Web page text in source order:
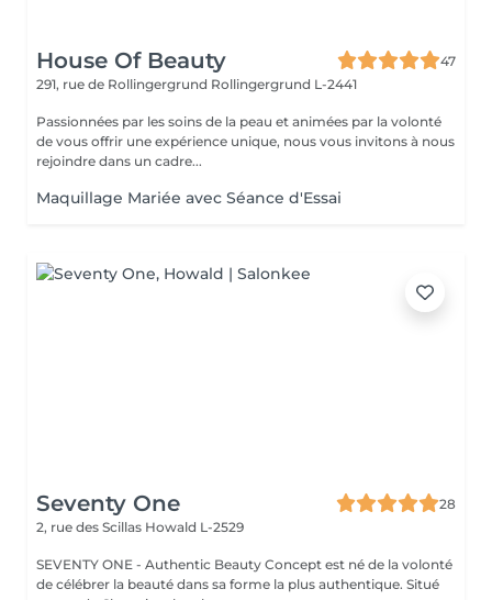
House Of Beauty
47
291, rue de Rollingergrund Rollingergrund L-2441
Passionnées par les soins de la peau et animées par la volonté
de vous offrir une expérience unique, nous vous invitons à nous
rejoindre dans un cadre...
Maquillage Mariée avec Séance d'Essai
Seventy One
28
2, rue des Scillas Howald L-2529
SEVENTY ONE - Authentic Beauty Concept est né de la volonté
de célébrer la beauté dans sa forme la plus authentique. Situé